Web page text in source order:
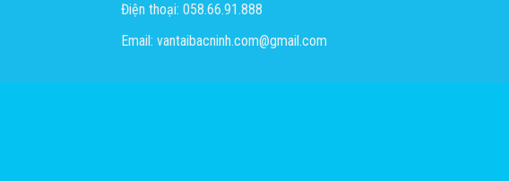
Điện thoại: 058.66.91.888
Email: vantaibacninh.com@gmail.com